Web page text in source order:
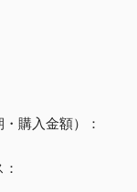
購入金額）：